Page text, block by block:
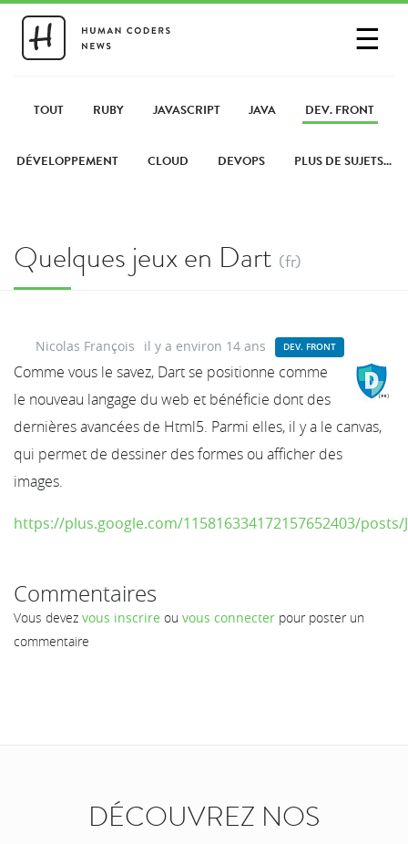
☰
PARTAGER UN LIEN
TOUT RUBY JAVASCRIPT JAVA DEV. FRONT
DÉVELOPPEMENT CLOUD DEVOPS PLUS DE SUJETS...
Quelques jeux en Dart (fr)
Nicolas François il y a environ 14 ans DEV. FRONT
Comme vous le savez, Dart se positionne comme
le nouveau langage du web et bénéficie dont des
dernières avancées de Html5. Parmi elles, il y a le canvas,
qui permet de dessiner des formes ou afficher des
images.
https://plus.google.com/115816334172157652403/posts/
Commentaires
Vous devez vous inscrire ou vous connecter pour poster un
commentaire
DÉCOUVREZ NOS